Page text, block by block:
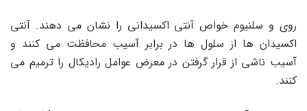
روی و سلنیوم خواص آنتی اکسیدانی را نشان می دهند. آنتی
اکسیدان ها از سلول ها در برابر آسیب محافظت می کنند و
آسیب ناشی از قرار گرفتن در معرض عوامل رادیکال را ترمیم می
کنند.